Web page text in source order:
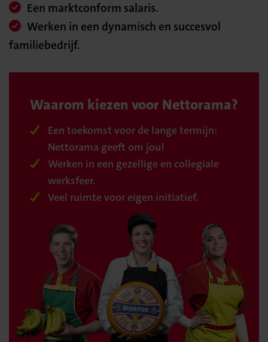
Een marktconform salaris.
Werken in een dynamisch en succesvol
familiebedrijf.
Waarom kiezen voor Nettorama?
Een toekomst voor de lange termijn:
Nettorama geeft om jou!
Werken in een gezellige en collegiale
werksfeer.
Veel ruimte voor eigen initiatief.